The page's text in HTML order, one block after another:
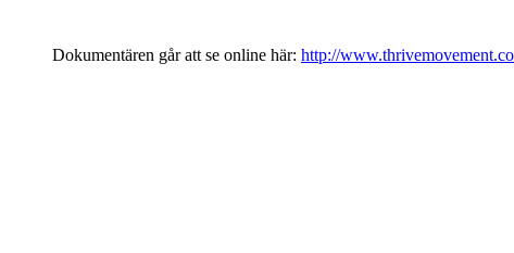
Dokumentären går att se online här: http://